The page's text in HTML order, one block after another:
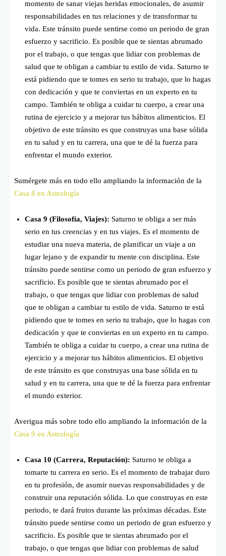
momento de sanar viejas heridas emocionales, de asumir
responsabilidades en tus relaciones y de transformar tu
vida. Este tránsito puede sentirse como un periodo de gran
esfuerzo y sacrificio. Es posible que te sientas abrumado
por el trabajo, o que tengas que lidiar con problemas de
salud que te obligan a cambiar tu estilo de vida. Saturno te
está pidiendo que te tomes en serio tu trabajo, que lo hagas
con dedicación y que te conviertas en un experto en tu
campo. También te obliga a cuidar tu cuerpo, a crear una
rutina de ejercicio y a mejorar tus hábitos alimenticios. El
objetivo de este tránsito es que construyas una base sólida
en tu salud y en tu carrera, una que te dé la fuerza para
enfrentar el mundo exterior.
Sumérgete más en todo ello ampliando la información de la
Casa 8 en Astrología
Casa 9 (Filosofía, Viajes): Saturno te obliga a ser más
serio en tus creencias y en tus viajes. Es el momento de
estudiar una nueva materia, de planificar un viaje a un
lugar lejano y de expandir tu mente con disciplina. Este
tránsito puede sentirse como un periodo de gran esfuerzo y
sacrificio. Es posible que te sientas abrumado por el
trabajo, o que tengas que lidiar con problemas de salud
que te obligan a cambiar tu estilo de vida. Saturno te está
pidiendo que te tomes en serio tu trabajo, que lo hagas con
dedicación y que te conviertas en un experto en tu campo.
También te obliga a cuidar tu cuerpo, a crear una rutina de
ejercicio y a mejorar tus hábitos alimenticios. El objetivo
de este tránsito es que construyas una base sólida en tu
salud y en tu carrera, una que te dé la fuerza para enfrentar
el mundo exterior.
Averigua más sobre todo ello ampliando la información de la
Casa 9 en Astrología
Casa 10 (Carrera, Reputación): Saturno te obliga a
tomarte tu carrera en serio. Es el momento de trabajar duro
en tu profesión, de asumir nuevas responsabilidades y de
construir una reputación sólida. Lo que construyas en este
periodo, te dará frutos durante las próximas décadas. Este
tránsito puede sentirse como un periodo de gran esfuerzo y
sacrificio. Es posible que te sientas abrumado por el
trabajo, o que tengas que lidiar con problemas de salud